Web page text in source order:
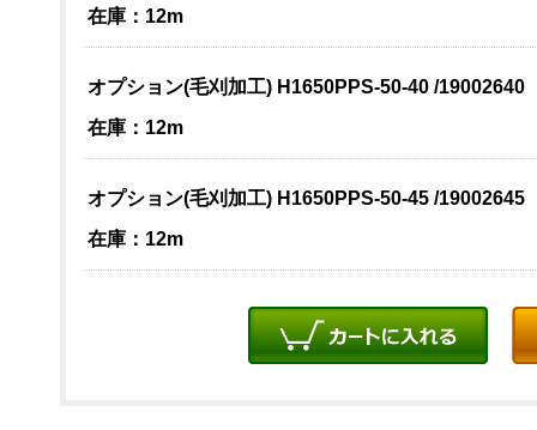
在庫：12m
オプション(毛刈加工) H1650PPS-50-40 /19002640
在庫：12m
オプション(毛刈加工) H1650PPS-50-45 /19002645
在庫：12m